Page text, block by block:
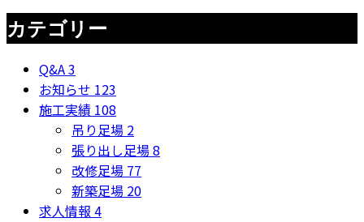
カテゴリー
Q&A3
お知らせ 123
施工実績 108
吊り足場 2
張り出し足場 8
改修足場 77
新築足場 20
求人情報 4